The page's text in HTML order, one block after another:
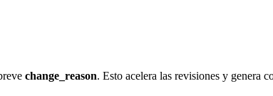
change_reason. Esto acelera las revisiones y genera